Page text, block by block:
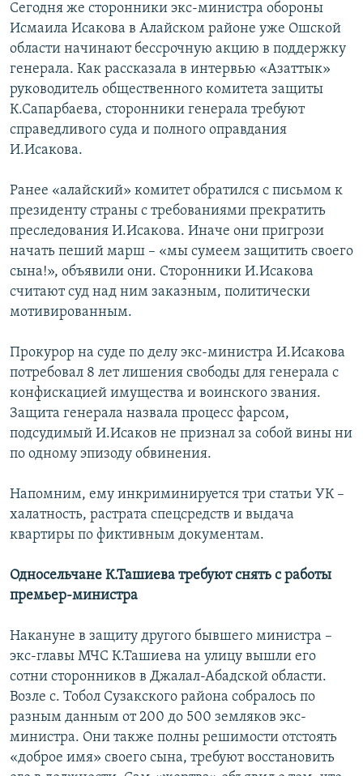
Сегодня же сторонники экс-министра обороны
Исмаила Исакова в Алайском районе уже Ошской
области начинают бессрочную акцию в поддержку
генерала. Как рассказала в интервью «Азаттык»
руководитель общественного комитета защиты
К.Сапарбаева, сторонники генерала требуют
справедливого суда и полного оправдания
И.Исакова.
Ранее «алайский» комитет обратился с письмом к
президенту страны с требованиями прекратить
преследования И.Исакова. Иначе они пригрози
начать пеший марш – «мы сумеем защитить своего
сына!», объявили они. Сторонники И.Исакова
считают суд над ним заказным, политически
мотивированным.
Прокурор на суде по делу экс-министра И.Исакова
потребовал 8 лет лишения свободы для генерала с
конфискацией имущества и воинского звания.
Защита генерала назвала процесс фарсом,
подсудимый И.Исаков не признал за собой вины ни
по одному эпизоду обвинения.
Напомним, ему инкриминируется три статьи УК –
халатность, растрата спецсредств и выдача
квартиры по фиктивным документам.
Односельчане К.Ташиева требуют снять с работы
премьер-министра
Накануне в защиту другого бывшего министра –
экс-главы МЧС К.Ташиева на улицу вышли его
сотни сторонников в Джалал-Абадской области.
Возле с. Тобол Сузакского района собралось по
разным данным от 200 до 500 земляков экс-
министра. Они также полны решимости отстоять
«доброе имя» своего сына, требуют восстановить